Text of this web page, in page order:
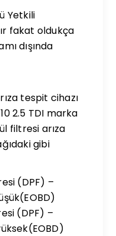
Yetkili
fakat oldukça
dışında
tespit cihazı
2.5 TDI marka
filtresi arıza
gibi
(DPF) –
(DPF) –